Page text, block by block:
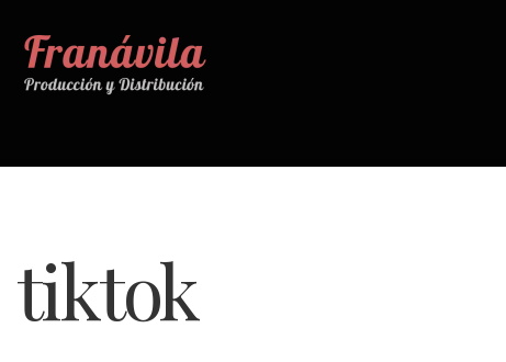
tiktok